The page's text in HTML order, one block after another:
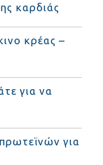
καρδιάς
κρέας –
για να
για